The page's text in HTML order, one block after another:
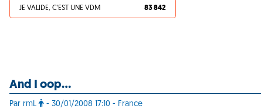
JE VALIDE, C'EST UNE VDM 83 842
And I oop…
Par rmL - 30/01/2008 17:10 - France